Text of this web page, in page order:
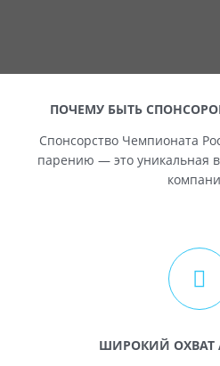
ПОЧЕМУ БЫТЬ
Спонсорство Чемпионата
парению — это уникальная
ШИРОКИЙ ОХВАТ